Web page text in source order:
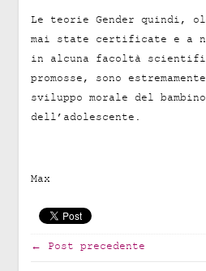
Le teorie Gender quindi,
mai state certificate e a
in alcuna facoltà
promosse, sono
sviluppo morale del
dell’adolescente.
Max
← Post precedente